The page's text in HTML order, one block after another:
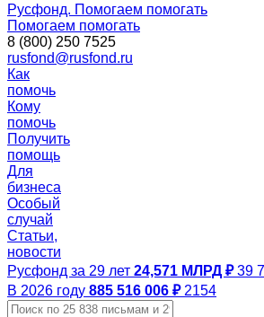
Русфонд. Помогаем помогать
Помогаем помогать
8 (800) 250 7525
rusfond@rusfond.ru
Как
помочь
Кому
помочь
Получить
помощь
Для
бизнеса
Особый
случай
Статьи,
новости
Русфонд за 29 лет 24,571 МЛРД ₽ 39
В 2026 году 885 516 006 ₽ 2154